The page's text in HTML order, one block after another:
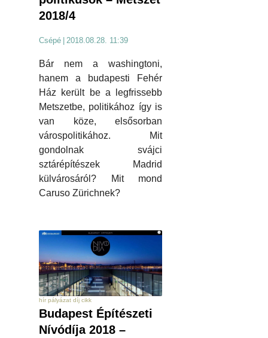
2018/4
Csépé 2018.08.28. 11:39
Bár nem a washingtoni,
hanem a budapesti Fehér
Ház került be a legfrissebb
Metszetbe, politikához így is
van köze, elsősorban
várospolitikához. Mit
gondolnak svájci
sztárépítészek Madrid
külvárosáról? Mit mond
Caruso Zürichnek?
hír pályázat díj cikk
Budapest Építészeti
Nívódíja 2018 –